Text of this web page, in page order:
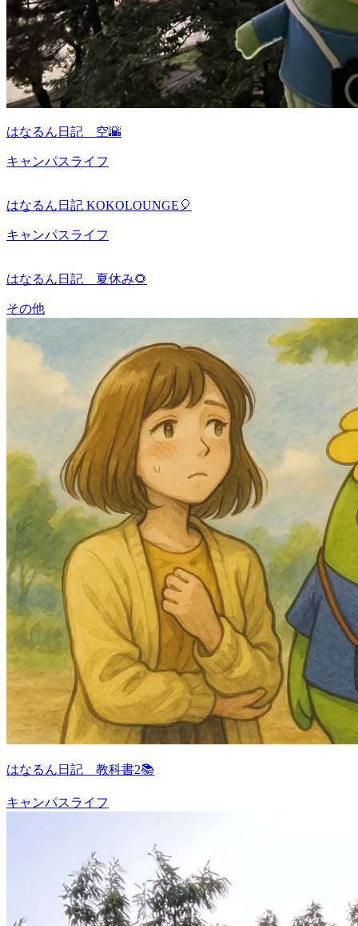
はなるん日記 空🌇
キャンパスライフ
はなるん日記 KOKOLOUNGE🎈
キャンパスライフ
はなるん日記 夏休み🌻
その他
はなるん日記 教科書2📚
キャンパスライフ